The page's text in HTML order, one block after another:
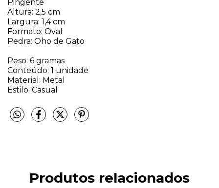
Pingente
Altura: 2,5 cm
Largura: 1,4 cm
Formato: Oval
Pedra: Oho de Gato
Peso: 6 gramas
Conteúdo: 1 unidade
Material: Metal
Estilo: Casual
Produtos relacionados